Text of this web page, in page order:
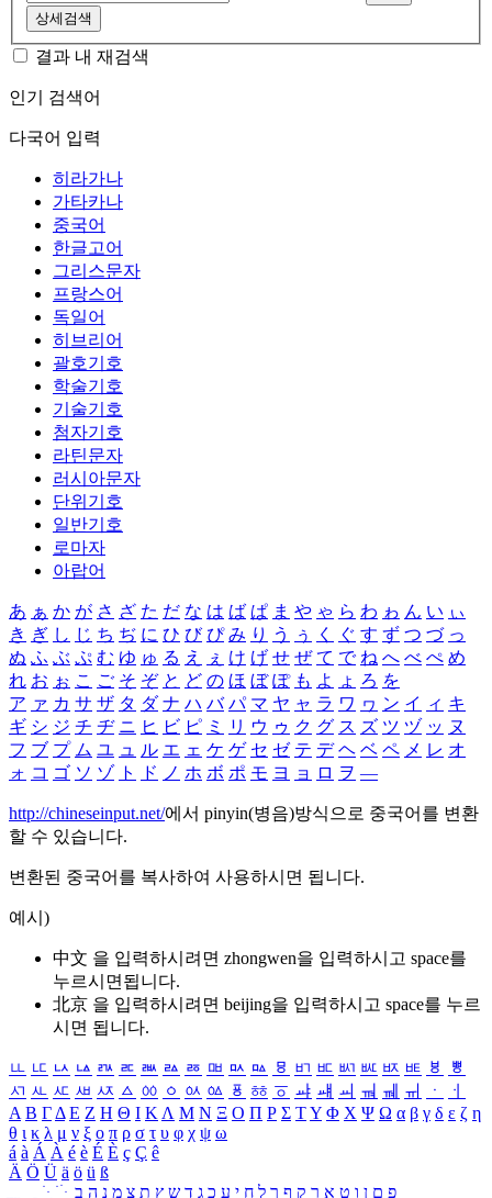
상세검색
결과 내 재검색
인기 검색어
다국어 입력
히라가나
가타카나
중국어
한글고어
그리스문자
프랑스어
독일어
히브리어
괄호기호
학술기호
기술기호
첨자기호
라틴문자
러시아문자
단위기호
일반기호
로마자
아랍어
あ ぁ か が さ ざ た だ な は ば ぱ ま や ゃ ら わ ゎ ん い ぃ
き ぎ し じ ち ぢ に ひ び ぴ み り う ぅ く ぐ す ず つ づ っ
ぬ ふ ぶ ぷ む ゆ ゅ る え ぇ け げ せ ぜ て で ね へ べ ぺ め
れ お ぉ こ ご そ ぞ と ど の ほ ぼ ぽ も よ ょ ろ を
ア ァ カ サ ザ タ ダ ナ ハ バ パ マ ヤ ャ ラ ワ ヮ ン イ ィ キ
ギ シ ジ チ ヂ ニ ヒ ビ ピ ミ リ ウ ゥ ク グ ス ズ ツ ヅ ッ ヌ
フ ブ プ ム ユ ュ ル エ ェ ケ ゲ セ ゼ テ デ ヘ ベ ペ メ レ オ
ォ コ ゴ ソ ゾ ト ド ノ ホ ボ ポ モ ヨ ョ ロ ヲ ―
http://chineseinput.net/에서 pinyin(병음)방식으로 중국어를 변환
할 수 있습니다.
변환된 중국어를 복사하여 사용하시면 됩니다.
예시)
中文 을 입력하시려면 zhongwen을 입력하시고 space를
누르시면됩니다.
北京 을 입력하시려면 beijing을 입력하시고 space를 누르
시면 됩니다.
ㅥ ㅦ ㅧ ㅨ ㅩ ㅪ ㅫ ㅬ ㅭ ㅮ ㅯ ㅰ ㅱ ㅲ ㅳ ㅴ ㅵ ㅶ ㅷ ㅸ
ㅹ
ㅺ ㅻ ㅼ ㅽ ㅾ ㅿ ㆀ ㆁ ㆂ ㆃ ㆄ ㆅ ㆆ ㆇ ㆈ ㆉ ㆊ ㆋ ㆌ ㆍ
ㆎ
Α Β ΓΔ Ε Ζ Η Θ Ι ΚΛ Μ Ν Ξ Ο Π Ρ Σ ΤΥ Φ Χ Ψ Ω α β γ δ ε ζ η
θ ι κ λ μ ν ξ ο π ρ σ τ υ φ χ ψ ω
á à Á À é è É È ç Ç ê
Ä Ö Ü ä ö ü ß
ִֶֹ ֻּ ׁׂ פ ם ן ו ט א ר ק ף ך ל ח י ע כ ג ד ש ץ ת צ מ נ ה ב